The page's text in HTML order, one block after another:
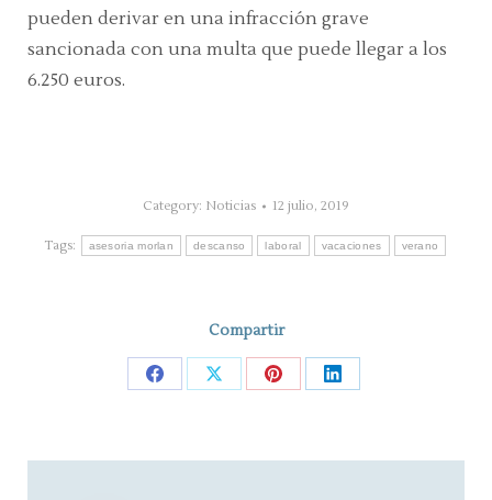
pueden derivar en una infracción grave
sancionada con una multa que puede llegar a los
6.250 euros.
Category: Noticias 12 julio, 2019
Tags: asesoria morlan descanso laboral vacaciones verano
Compartir
Share Share Share Share